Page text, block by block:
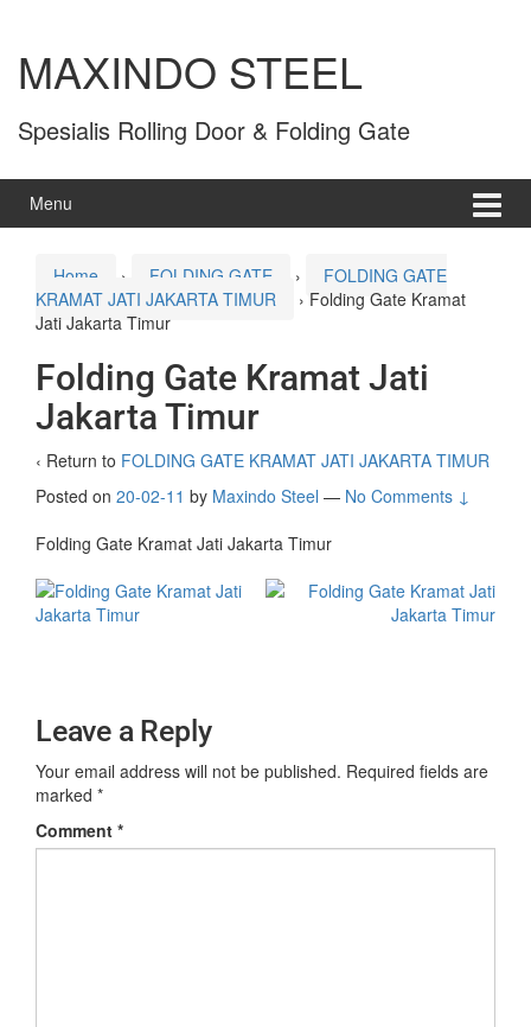
MAXINDO STEEL
Spesialis Rolling Door & Folding Gate
Menu
Home › FOLDING GATE ›
FOLDING GATE
KRAMAT JATI JAKARTA TIMUR
› Folding Gate Kramat
Jati Jakarta Timur
Folding Gate Kramat Jati
Jakarta Timur
‹ Return to FOLDING GATE KRAMAT JATI JAKARTA TIMUR
Posted on 20-02-11 by Maxindo Steel — No Comments ↓
Folding Gate Kramat Jati Jakarta Timur
Leave a Reply
Your email address will not be published. Required fields are
marked *
Comment *